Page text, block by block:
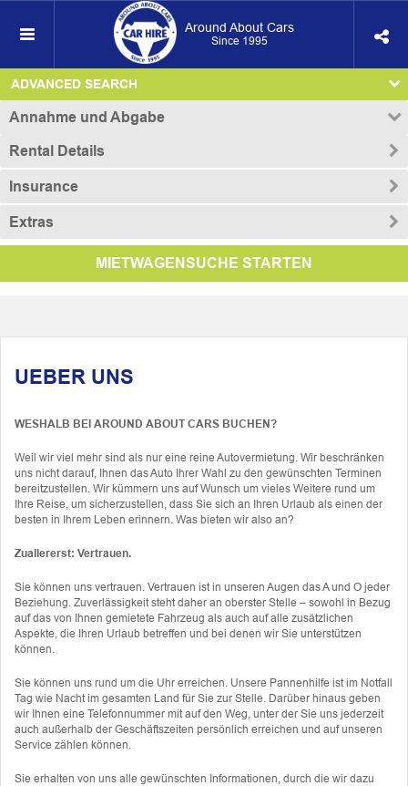
Around About Cars
Since 1995
ADVANCED SEARCH
Annahme und Abgabe
Rental Details
Insurance
Extras
MIETWAGENSUCHE STARTEN
UEBER UNS
WESHALB BEI AROUND ABOUT CARS BUCHEN?
Weil wir viel mehr sind als nur eine reine Autovermietung. Wir beschränken
uns nicht darauf, Ihnen das Auto Ihrer Wahl zu den gewünschten Terminen
bereitzustellen. Wir kümmern uns auf Wunsch um vieles Weitere rund um
Ihre Reise, um sicherzustellen, dass Sie sich an Ihren Urlaub als einen der
besten in Ihrem Leben erinnern. Was bieten wir also an?
Zuallererst: Vertrauen.
Sie können uns vertrauen. Vertrauen ist in unseren Augen das A und O jeder
Beziehung. Zuverlässigkeit steht daher an oberster Stelle – sowohl in Bezug
auf das von Ihnen gemietete Fahrzeug als auch auf alle zusätzlichen
Aspekte, die Ihren Urlaub betreffen und bei denen wir Sie unterstützen
können.
Sie können uns rund um die Uhr erreichen. Unsere Pannenhilfe ist im Notfall
Tag wie Nacht im gesamten Land für Sie zur Stelle. Darüber hinaus geben
wir Ihnen eine Telefonnummer mit auf den Weg, unter der Sie uns jederzeit
auch außerhalb der Geschäftszeiten persönlich erreichen und auf unseren
Service zählen können.
Sie erhalten von uns alle gewünschten Informationen, durch die wir dazu